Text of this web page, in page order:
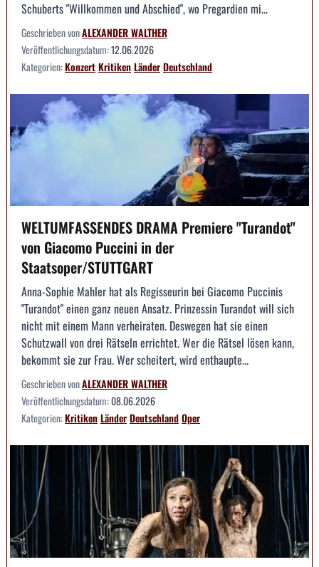
Schuberts "Willkommen und Abschied", wo Pregardien mi...
Geschrieben vonALEXANDER WALTHER
Veröffentlichungsdatum:12.06.2026
Kategorien:KonzertKritikenLänderDeutschland
WELTUMFASSENDES DRAMA Premiere "Turandot"
von Giacomo Puccini in der
Staatsoper/STUTTGART
Anna-Sophie Mahler hat als Regisseurin bei Giacomo Puccinis
"Turandot" einen ganz neuen Ansatz. Prinzessin Turandot will sich
nicht mit einem Mann verheiraten. Deswegen hat sie einen
Schutzwall von drei Rätseln errichtet. Wer die Rätsel lösen kann,
bekommt sie zur Frau. Wer scheitert, wird enthaupte...
Geschrieben vonALEXANDER WALTHER
Veröffentlichungsdatum:08.06.2026
Kategorien:KritikenLänderDeutschlandOper